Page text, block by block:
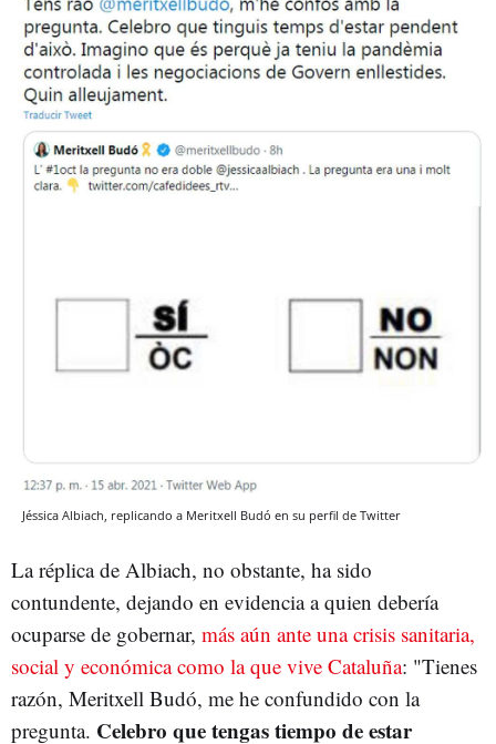
Jéssica Albiach, replicando a Meritxell Budó en su perfil de Twitter
La réplica de Albiach, no obstante, ha sido
contundente, dejando en evidencia a quien debería
ocuparse de gobernar, más aún ante una crisis sanitaria,
social y económica como la que vive Cataluña: "Tienes
razón, Meritxell Budó, me he confundido con la
pregunta. Celebro que tengas tiempo de estar